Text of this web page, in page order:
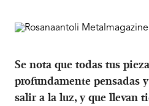
Se nota que todas tus
profundamente pensadas
salir a la luz, y que llevan